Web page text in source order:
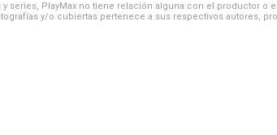
series, PlayMax no tiene relación alguna con el productor o
y/o cubiertas pertenece a sus respectivos autores,